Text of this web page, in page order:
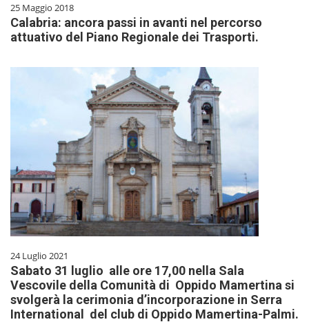
25 Maggio 2018
Calabria: ancora passi in avanti nel percorso
attuativo del Piano Regionale dei Trasporti.
24 Luglio 2021
Sabato 31 luglio alle ore 17,00 nella Sala
Vescovile della Comunità di Oppido Mamertina si
svolgerà la cerimonia d’incorporazione in Serra
International del club di Oppido Mamertina-Palmi.